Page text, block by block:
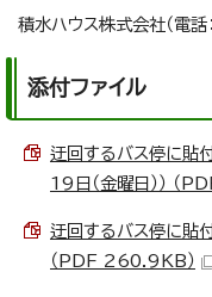
積水ハウス株式会社（
添付ファイル
迂回するバス停に貼
19日（金曜日）） （
迂回するバス停に貼
（PDF 260.9KB）